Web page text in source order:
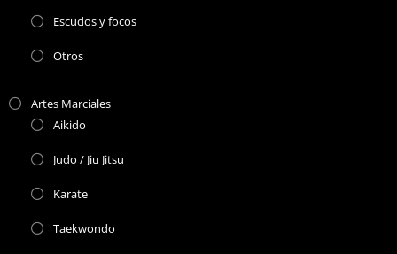
Escudos y focos
Otros
Artes Marciales
Aikido
Judo / Jiu Jitsu
Karate
Taekwondo